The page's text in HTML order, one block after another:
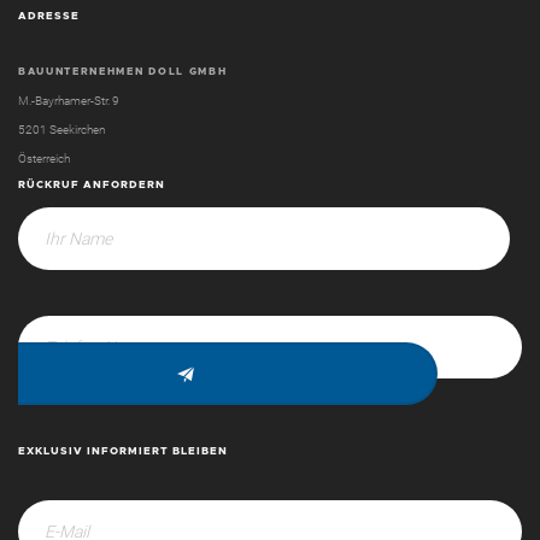
ADRESSE
BAUUNTERNEHMEN DOLL GMBH
M.-Bayrhamer-Str. 9
5201 Seekirchen
Österreich
RÜCKRUF ANFORDERN
EXKLUSIV INFORMIERT BLEIBEN